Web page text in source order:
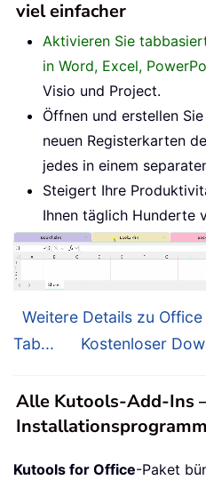
viel einfacher
Aktivieren Sie
in Word, Excel,
Visio und Project.
Öffnen und erstellen
neuen Registerkarten
jedes in einem
Steigert Ihre
Ihnen täglich Hunderte
Weitere Details zu Office
Tab...
Kostenloser
Alle Kutools-Add-Ins
Installationsprogramm
Kutools for Office-Paket